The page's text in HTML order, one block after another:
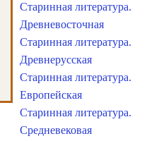
Старинная литература.
Древневосточная
Старинная литература.
Древнерусская
Старинная литература.
Европейская
Старинная литература.
Средневековая